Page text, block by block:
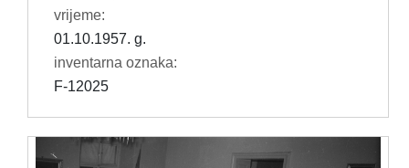
vrijeme:
01.10.1957. g.
inventarna oznaka:
F-12025